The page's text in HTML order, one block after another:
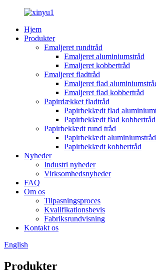
Hjem
Produkter
Emaljeret rundtråd
Emaljeret aluminiumstråd
Emaljeret kobbertråd
Emaljeret fladtråd
Emaljeret flad
Emaljeret flad kobbertråd
Papirdækket fladtråd
Papirbeklædt flad
Papirbeklædt flad kobbertråd
Papirbeklædt rund tråd
Papirbeklædt aluminiumstråd
Papirbeklædt kobbertråd
Nyheder
Industri nyheder
Virksomhedsnyheder
FAQ
Om os
Tilpasningsproces
Kvalifikationsbevis
Fabriksrundvisning
Kontakt os
English
Produkter